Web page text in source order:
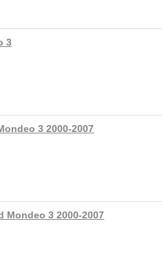
3
3 2000-2007
Mondeo 3 2000-2007